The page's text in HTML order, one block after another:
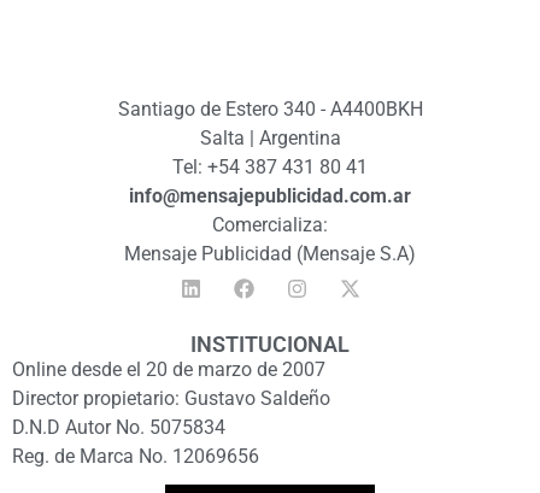
Santiago de Estero 340 - A4400BKH
Salta | Argentina
Tel: +54 387 431 80 41
info@mensajepublicidad.com.ar
Comercializa:
Mensaje Publicidad (Mensaje S.A)
INSTITUCIONAL
Online desde el 20 de marzo de 2007
Director propietario: Gustavo Saldeño
D.N.D Autor No. 5075834
Reg. de Marca No. 12069656